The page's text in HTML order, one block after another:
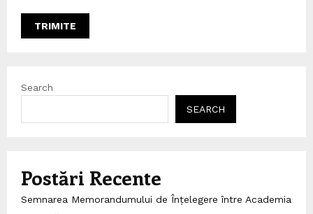
Search
SEARCH
Postări Recente
Semnarea Memorandumului de Înțelegere între Academia